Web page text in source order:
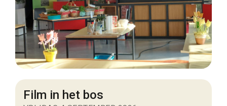
Film in het bos